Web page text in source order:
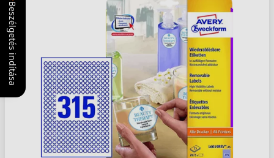
Beszélgetés indítása